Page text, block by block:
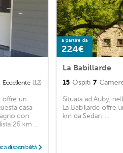
Eccellente (12)
offre un
casa
con
25 km ...
disponibilità
a partire da
224€
La Babillarde
15 Ospiti 7
Situata ad Auby,
La Babillarde offre
km da Sedan. ...